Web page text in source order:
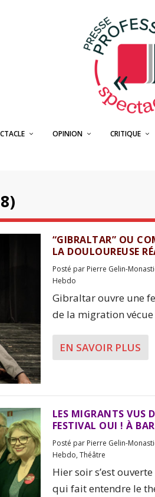
OPINION CRITIQUE
“GIBRALTAR” OU
LA DOULOUREUSE
Posté par Pierre Gelin-
Hebdo
Gibraltar ouvre une
de la migration
EN SAVOIR PLUS
LES MIGRANTS VUS
FESTIVAL OUI ! À
Posté par Pierre Gelin-
Hebdo, Théâtre
Hier soir s’est
qui fait entendre le